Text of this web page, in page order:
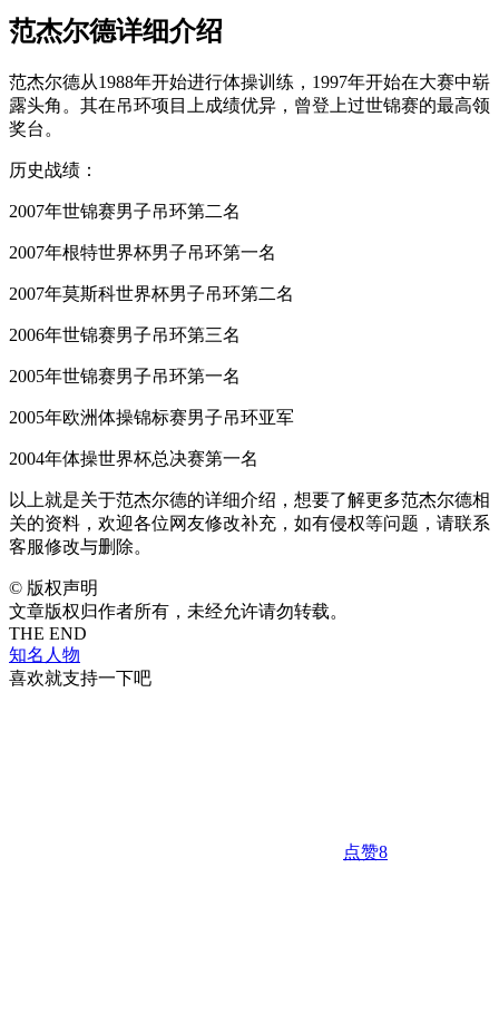
范杰尔德详细介绍
范杰尔德从1988年开始进行体操训练，1997年开始在大赛中崭
露头角。其在吊环项目上成绩优异，曾登上过世锦赛的最高领
奖台。
历史战绩：
2007年世锦赛男子吊环第二名
2007年根特世界杯男子吊环第一名
2007年莫斯科世界杯男子吊环第二名
2006年世锦赛男子吊环第三名
2005年世锦赛男子吊环第一名
2005年欧洲体操锦标赛男子吊环亚军
2004年体操世界杯总决赛第一名
以上就是关于范杰尔德的详细介绍，想要了解更多范杰尔德相
关的资料，欢迎各位网友修改补充，如有侵权等问题，请联系
客服修改与删除。
© 版权声明
文章版权归作者所有，未经允许请勿转载。
THE END
知名人物
喜欢就支持一下吧
点赞8